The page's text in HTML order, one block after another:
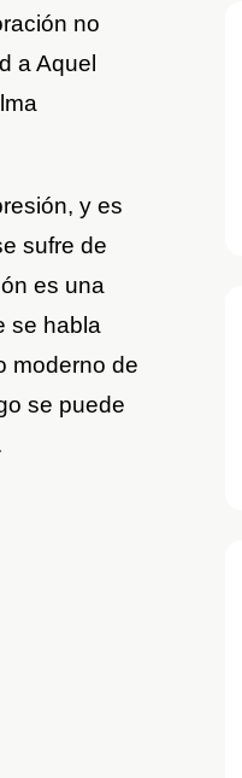
no
a Aquel
y es
sufre de
es una
se habla
moderno de
se puede